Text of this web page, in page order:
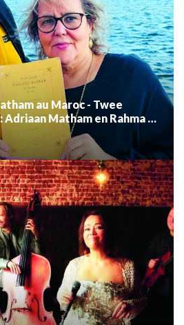
au Maroc - Twee
Matham en Rahma el